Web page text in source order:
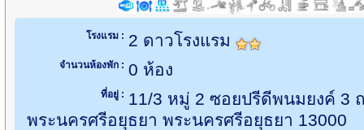
โรงแรม : 2 ดาวโรงแรม
จำนวนห้องพัก : 0 ห้อง
ที่อยู่ : 11/3 หมู่ 2 ซอยปรีดีพนมยงค์ 3
พระนครศรีอยุธยา พระนครศรีอยุธยา 13000